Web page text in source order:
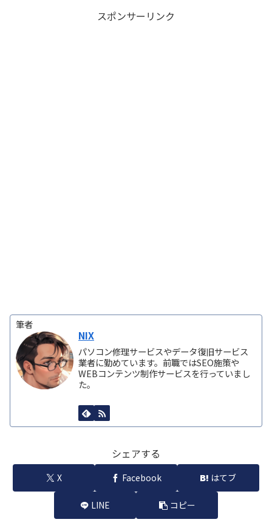
スポンサーリンク
筆者
NIX
パソコン修理サービスやデータ復旧サービス
業者に勤めています。前職ではSEO施策や
WEBコンテンツ制作サービスを行っていまし
た。
シェアする
X Facebook はてブ
LINE コピー